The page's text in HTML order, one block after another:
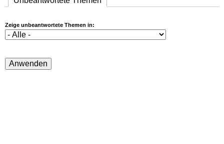
Zeige unbeantwortete Themen in: